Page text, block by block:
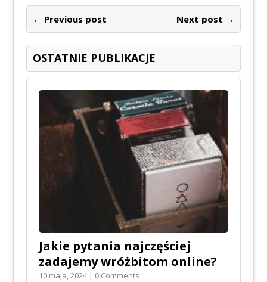
← Previous post Next post →
OSTATNIE PUBLIKACJE
Jakie pytania najczęściej
zadajemy wróżbitom online?
10 maja, 2024 | 0 Comments